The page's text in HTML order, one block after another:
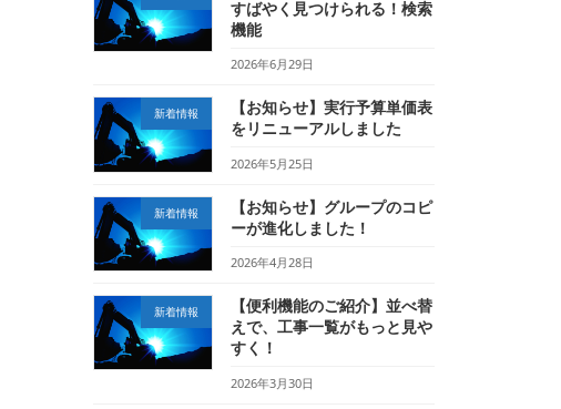
すばやく見つけられる！検索
機能
2026年6月29日
新着情報
【お知らせ】実行予算単価表
をリニューアルしました
2026年5月25日
新着情報
【お知らせ】グループのコピ
ーが進化しました！
2026年4月28日
新着情報
【便利機能のご紹介】並べ替
えで、工事一覧がもっと見や
すく！
2026年3月30日